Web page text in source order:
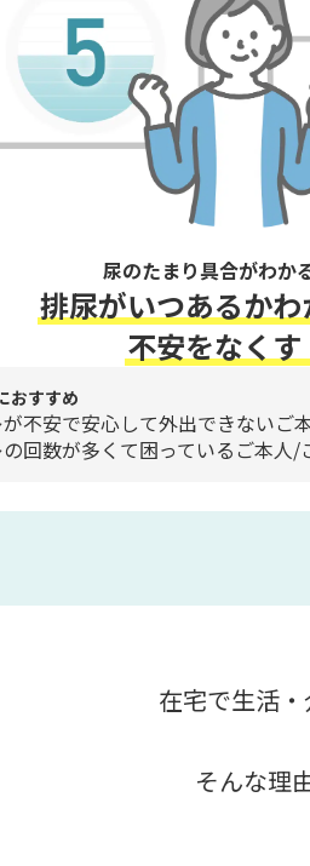
尿のたまり具合がわか
排尿がいつあるか
不安をなくす
おすすめ
が不安で安心して外出できないご
の回数が多くて困っているご本人/
在宅で生活
そんな理